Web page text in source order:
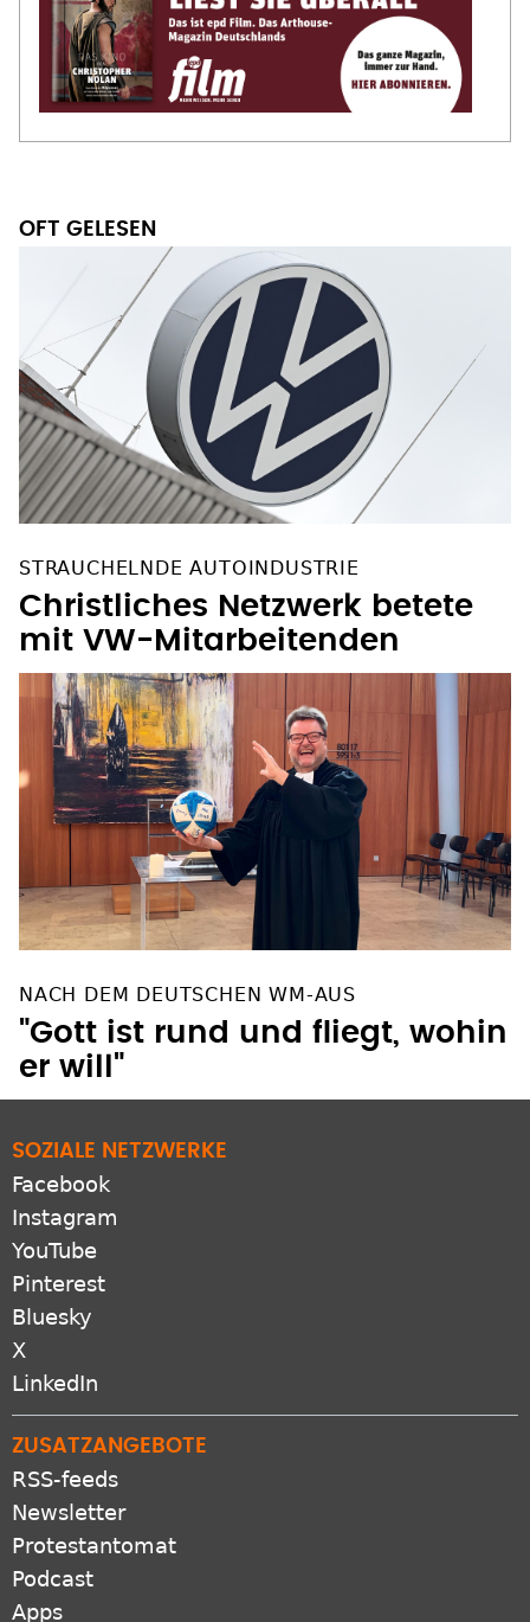
OFT GELESEN
STRAUCHELNDE AUTOINDUSTRIE
Christliches Netzwerk betete
mit VW-Mitarbeitenden
NACH DEM DEUTSCHEN WM-AUS
"Gott ist rund und fliegt, wohin
er will"
SOZIALE NETZWERKE
Facebook
Instagram
YouTube
Pinterest
Bluesky
X
LinkedIn
ZUSATZANGEBOTE
RSS-feeds
Newsletter
Protestantomat
Podcast
Apps